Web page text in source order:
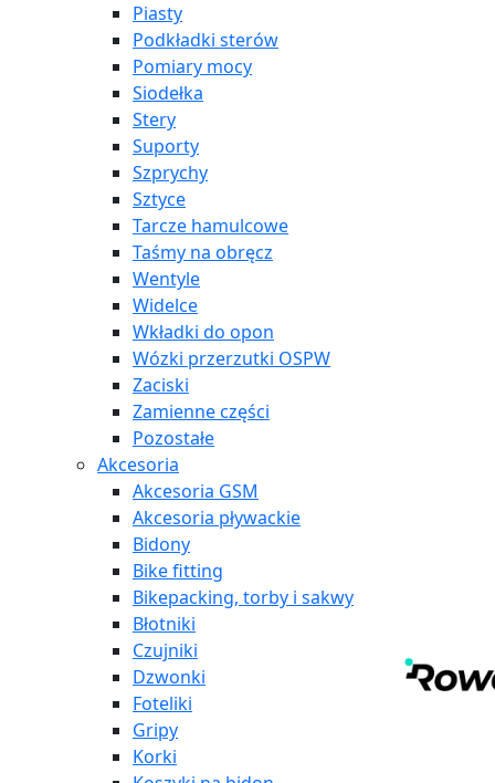
Piasty
Podkładki sterów
Pomiary mocy
Siodełka
Stery
Suporty
Szprychy
Sztyce
Tarcze hamulcowe
Taśmy na obręcz
Wentyle
Widelce
Wkładki do opon
Wózki przerzutki OSPW
Zaciski
Zamienne części
Pozostałe
Akcesoria
Akcesoria GSM
Akcesoria pływackie
Bidony
Bike fitting
Bikepacking, torby i sakwy
Błotniki
Czujniki
Dzwonki
Foteliki
Gripy
Korki